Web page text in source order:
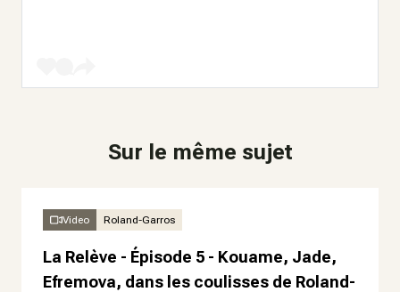
Sur le même sujet
Video Roland-Garros
La Relève - Épisode 5 - Kouame, Jade,
Efremova, dans les coulisses de Roland-